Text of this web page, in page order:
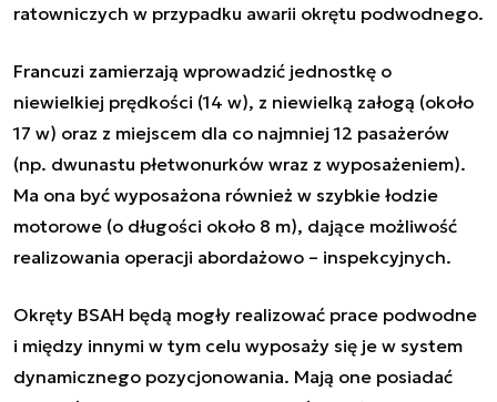
ratowniczych w przypadku awarii okrętu podwodnego.
Francuzi zamierzają wprowadzić jednostkę o
niewielkiej prędkości (14 w), z niewielką załogą (około
17 w) oraz z miejscem dla co najmniej 12 pasażerów
(np. dwunastu płetwonurków wraz z wyposażeniem).
Ma ona być wyposażona również w szybkie łodzie
motorowe (o długości około 8 m), dające możliwość
realizowania operacji abordażowo – inspekcyjnych.
Okręty BSAH będą mogły realizować prace podwodne
i między innymi w tym celu wyposaży się je w system
dynamicznego pozycjonowania. Mają one posiadać